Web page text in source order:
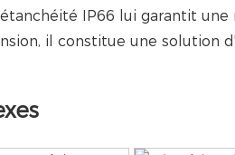
IP66 lui garantit
il constitue une solution